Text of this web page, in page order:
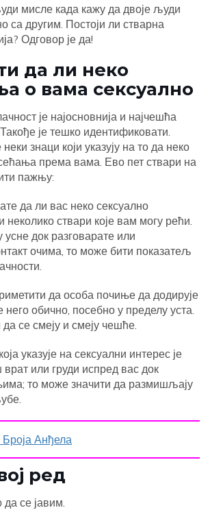
мисле када кажу да двоје људи
са другим. Постоји ли стварна
Одговор је да!
да ли неко
о вама сексуално
је најосновнија и најчешћа
је тешко идентификовати.
знаци који указују на то да неко
према вама. Ево пет ствари на
пажњу:
да ли вас неко сексуално
неколико ствари које вам могу рећи.
усне док разговарате или
очима, то може бити показатељ
да особа почиње да додирује
обично, посебно у пределу уста.
се смеју и смеју чешће.
указује на сексуални интерес је
или груди испред вас док
то може значити да размишљају
Анђела
ред
се јавим.